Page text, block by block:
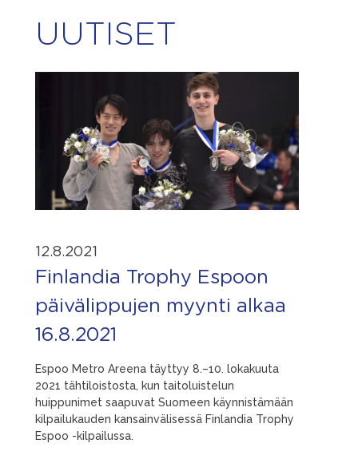
UUTISET
12.8.2021
Finlandia Trophy Espoon
päivälippujen myynti alkaa
16.8.2021
Espoo Metro Areena täyttyy 8.–10. lokakuuta
2021 tähtiloistosta, kun taitoluistelun
huippunimet saapuvat Suomeen käynnistämään
kilpailukauden kansainvälisessä Finlandia Trophy
Espoo -kilpailussa.